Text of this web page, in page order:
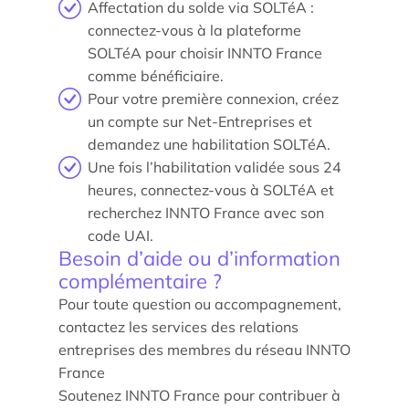
Parcours doctoral
École doctorale
En savoir +
Compétences et attentes professionnelles dans les
métiers territoriaux touristiques
Transformation des carrières en tourisme
Affectation du solde via SOLTéA :
connectez-vous à la plateforme
SOLTéA pour choisir INNTO France
comme bénéficiaire.
Pour votre première connexion, créez
un compte sur Net-Entreprises et
demandez une habilitation SOLTéA.
Une fois l’habilitation validée sous 24
heures, connectez-vous à SOLTéA et
recherchez INNTO France avec son
code UAI.
Besoin d’aide ou d’information
complémentaire ?
Pour toute question ou accompagnement,
contactez les services des relations
entreprises des membres du réseau INNTO
France
Soutenez INNTO France pour contribuer à